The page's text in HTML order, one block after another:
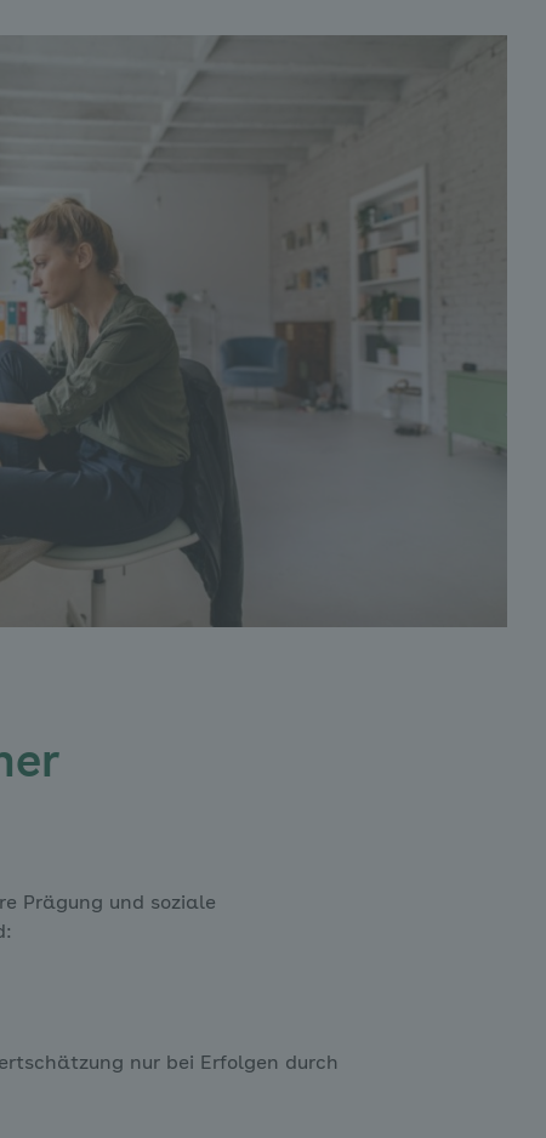
Prägung und soziale
nur bei Erfolgen durch